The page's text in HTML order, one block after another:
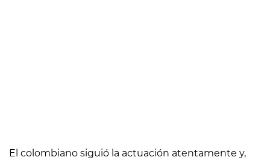
El colombiano siguió la actuación atentamente y,